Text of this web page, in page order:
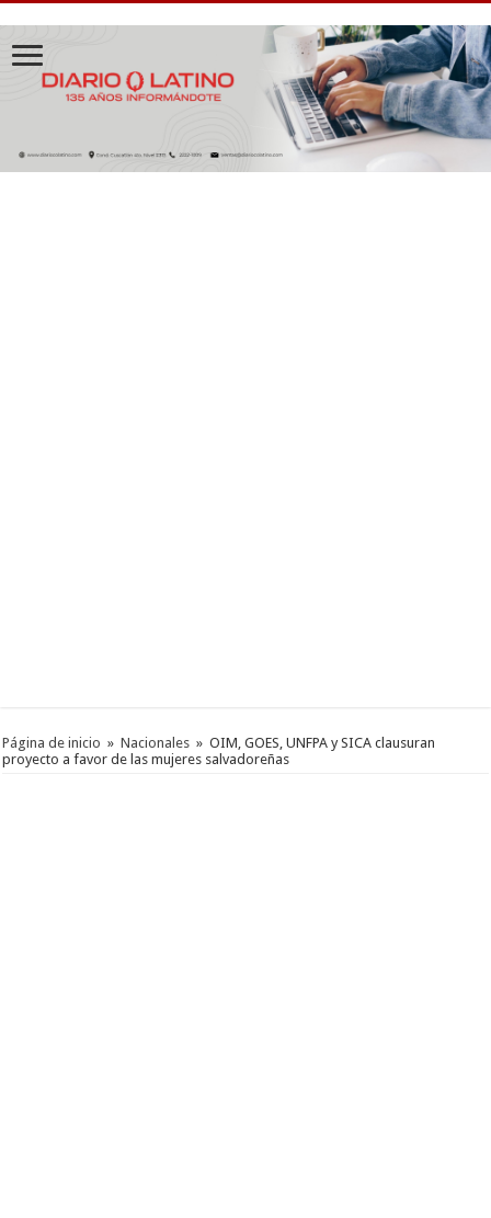
Página de inicio » Nacionales » OIM, GOES, UNFPA y SICA clausuran
proyecto a favor de las mujeres salvadoreñas